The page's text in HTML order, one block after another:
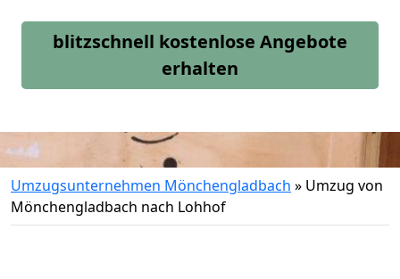
blitzschnell kostenlose Angebote
erhalten
Umzugsunternehmen Mönchengladbach » Umzug von
Mönchengladbach nach Lohhof